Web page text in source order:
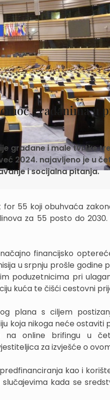
građanima u
građane i male tvrtke
2024. najavljeno je u
i socijalna pitanja.
55 koji obuhvaća
za 55 posto do
financijsko
u srpnju prošle godine
poduzetnicima pri
kuća te čišći cestovni
plana s ciljem
koja nikoga neće ostaviti
online brifingu u
za izvješće o
kao i
kada se